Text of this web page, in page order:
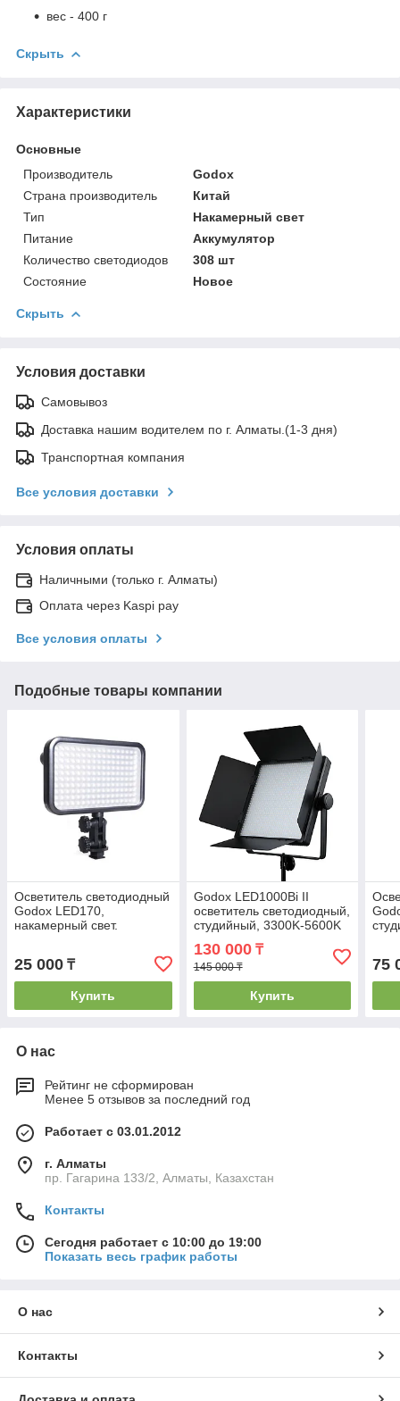
вес - 400 г
Скрыть
Характеристики
Основные
Производитель
Godox
Страна производитель
Китай
Тип
Накамерный свет
Питание
Аккумулятор
Количество светодиодов
308 шт
Состояние
Новое
Скрыть
Условия доставки
Самовывоз
Доставка нашим водителем по г. Алматы.(1-3 дня)
Транспортная компания
Все условия доставки
Условия оплаты
Наличными (только г. Алматы)
Оплата через Kaspi pay
Все условия оплаты
Подобные товары компании
Осветитель светодиодный
Godox LED170,
накамерный свет.
25 000 ₸
Купить
Godox LED1000Bi II
осветитель светодиодный,
студийный, 3300K-5600K
130 000₸
145 000 ₸
Купить
75
О нас
Рейтинг не сформирован
Менее 5 отзывов за последний год
Работает с 03.01.2012
г. Алматы
пр. Гагарина 133/2, Алматы, Казахстан
Контакты
Сегодня работает с 10:00 до 19:00
Показать весь график работы
О нас
Контакты